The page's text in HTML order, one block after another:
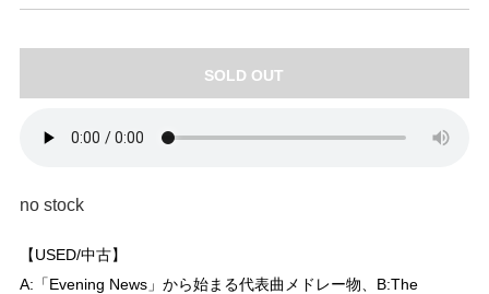
SOLD OUT
no stock
【USED/中古】
A:「Evening News」から始まる代表曲メドレー物、B:The